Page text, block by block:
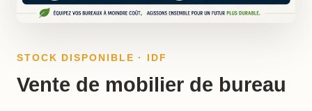
STOCK DISPONIBLE · IDF
Vente de mobilier de bureau